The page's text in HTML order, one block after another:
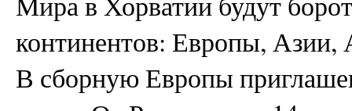
континентов: Европы,
В сборную Европы